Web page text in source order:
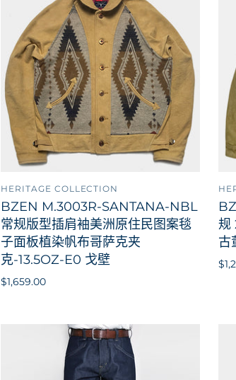
HERITAGE COLLECTION
BZEN M.3003R-SANTANA-NBL
常规版型插肩袖美洲原住民图案毯
子面板植染帆布哥萨克夹
克-13.5OZ-E0 戈壁
$1,659.00
规
古